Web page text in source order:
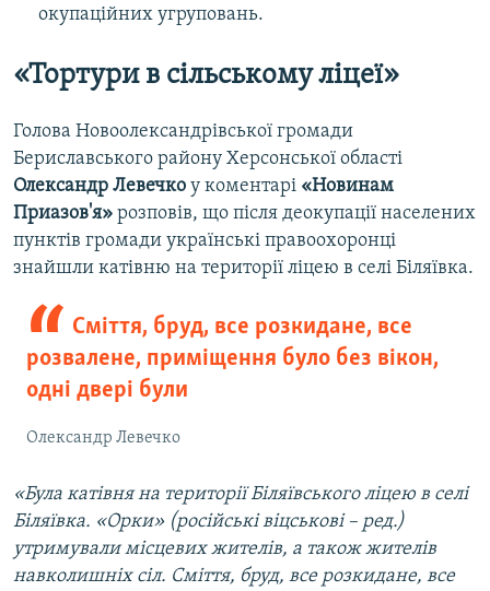
окупаційних угруповань.
«Тортури в сільському ліцеї»
Голова Новоолександрівської громади
Бериславського району Херсонської області
Олександр Левечко у коментарі «Новинам
Приазов'я» розповів, що після деокупації населених
пунктів громади українські правоохоронці
знайшли катівню на території ліцею в селі Біляївка.
Сміття, бруд, все розкидане, все
розвалене, приміщення було без вікон,
одні двері були
Олександр Левечко
«Була катівня на території Біляївського ліцею в селі
Біляївка. «Орки» (російські віцськові – ред.)
утримували місцевих жителів, а також жителів
навколишніх сіл. Сміття, бруд, все розкидане, все